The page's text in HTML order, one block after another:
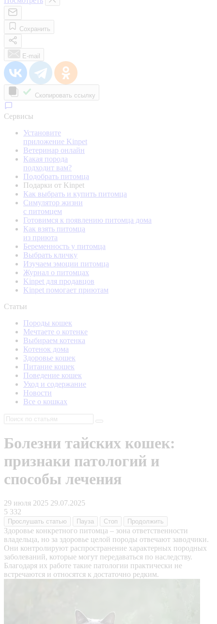
Сохранить
E-mail
Скопировать ссылку
Сервисы
Установите
приложение Kinpet
Ветеринар онлайн
Какая порода
подходит вам?
Подобрать питомца
Подарки от Kinpet
Как выбрать и купить питомца
Симулятор жизни
с питомцем
Готовимся к появлению питомца дома
Как взять питомца
из приюта
Беременность у питомца
Выбрать кличку
Изучаем эмоции питомца
Журнал о питомцах
Kinpet для продавцов
Kinpet помогает приютам
Статьи
Породы кошек
Мечтаете о котенке
Выбираем котенка
Котенок дома
Здоровье кошек
Питание кошек
Поведение кошек
Уход и содержание
Новости
Все о кошках
Болезни тайских кошек:
признаки патологий и
способы лечения
29 июля 2025 29.07.2025
5 332
Прослушать статью Пауза Стоп Продолжить
Здоровье конкретного питомца – зона ответственности
владельца, но за здоровье целой породы отвечают заводчики.
Они контролируют распространение характерных породных
заболеваний, которые могут передаваться по наследству.
Благодаря их работе такие патологии практически не
встречаются и относятся к достаточно редким.